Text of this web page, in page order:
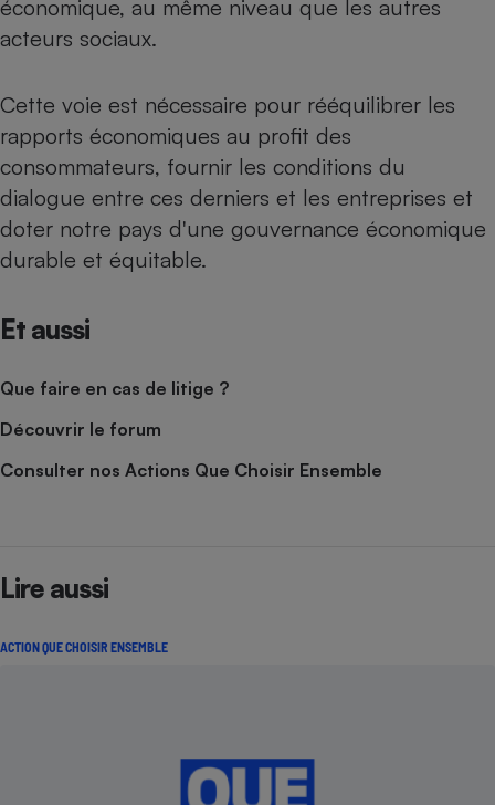
économique, au même niveau que les autres
acteurs sociaux.
Cette voie est nécessaire pour rééquilibrer les
rapports économiques au profit des
consommateurs, fournir les conditions du
dialogue entre ces derniers et les entreprises et
doter notre pays d'une gouvernance économique
durable et équitable.
Et aussi
Que faire en cas de litige ?
Découvrir le forum
Consulter nos Actions Que Choisir Ensemble
Lire aussi
ACTION QUE CHOISIR ENSEMBLE